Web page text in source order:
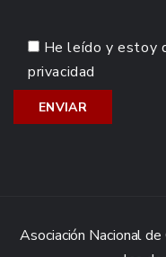
He leído y estoy
privacidad
Asociación Nacional